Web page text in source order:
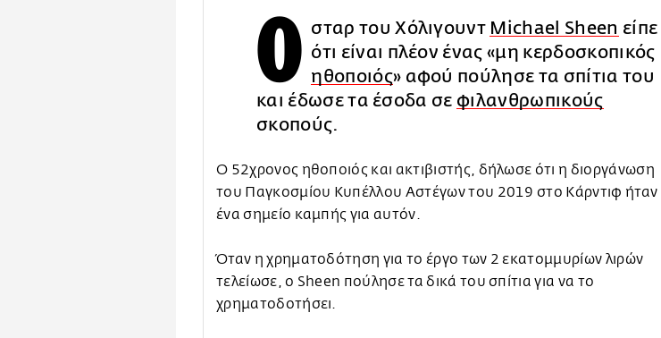
Ο σταρ του Χόλιγουντ Michael Sheen είπε
ότι είναι πλέον ένας «μη κερδοσκοπικός
ηθοποιός» αφού πούλησε τα σπίτια του
και έδωσε τα έσοδα σε φιλανθρωπικούς
σκοπούς.
Ο 52χρονος ηθοποιός και ακτιβιστής, δήλωσε ότι η διοργάνωση
του Παγκοσμίου Κυπέλλου Αστέγων του 2019 στο Κάρντιφ ήταν
ένα σημείο καμπής για αυτόν.
Όταν η χρηματοδότηση για το έργο των 2 εκατομμυρίων λιρών
τελείωσε, ο Sheen πούλησε τα δικά του σπίτια για να το
χρηματοδοτήσει.